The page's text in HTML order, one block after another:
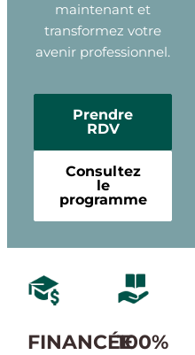
maintenant et
transformez votre
avenir professionnel.
Prendre
RDV
Consultez
le
programme
FINANCÉE100%